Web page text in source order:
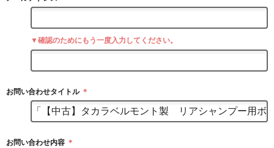
▼確認のためにもう一度入力してください。
お問い合わせタイトル ＊
お問い合わせ内容 ＊